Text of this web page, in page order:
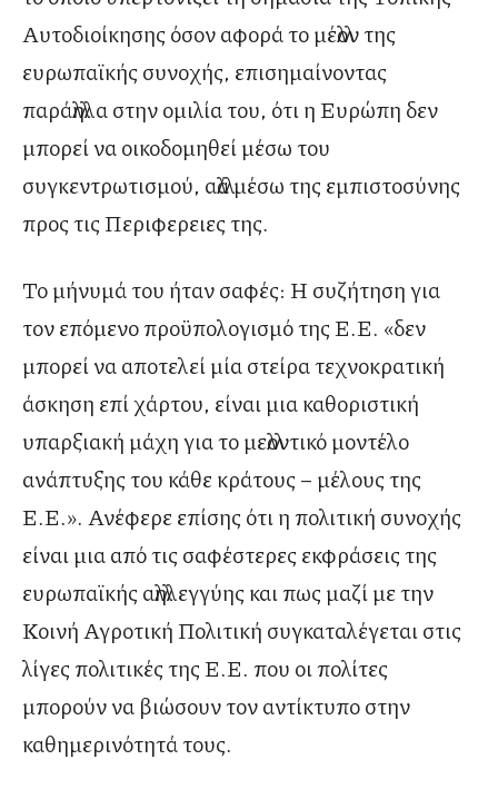
Αυτοδιοίκησης όσον αφορά το μέλλον της
ευρωπαϊκής συνοχής, επισημαίνοντας
παράλληλα στην ομιλία του, ότι η Ευρώπη δεν
μπορεί να οικοδομηθεί μέσω του
συγκεντρωτισμού, αλλά μέσω της εμπιστοσύνης
προς τις Περιφερειες της.
Το μήνυμά του ήταν σαφές: Η συζήτηση για
τον επόμενο προϋπολογισμό της Ε.Ε. «δεν
μπορεί να αποτελεί μία στείρα τεχνοκρατική
άσκηση επί χάρτου, είναι μια καθοριστική
υπαρξιακή μάχη για το μελλοντικό μοντέλο
ανάπτυξης του κάθε κράτους – μέλους της
Ε.Ε.». Ανέφερε επίσης ότι η πολιτική συνοχής
είναι μια από τις σαφέστερες εκφράσεις της
ευρωπαϊκής αλληλεγγύης και πως μαζί με την
Κοινή Αγροτική Πολιτική συγκαταλέγεται στις
λίγες πολιτικές της Ε.Ε. που οι πολίτες
μπορούν να βιώσουν τον αντίκτυπο στην
καθημερινότητά τους.